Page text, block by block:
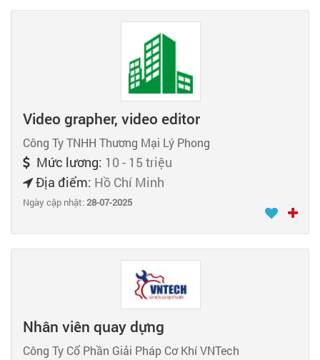
Video grapher, video editor
Công Ty TNHH Thương Mại Lý Phong
Mức lương: 10 - 15 triệu
Địa điểm: Hồ Chí Minh
Ngày cập nhật:28-07-2025
Nhân viên quay dựng
Công Ty Cổ Phần Giải Pháp Cơ Khí VNTech